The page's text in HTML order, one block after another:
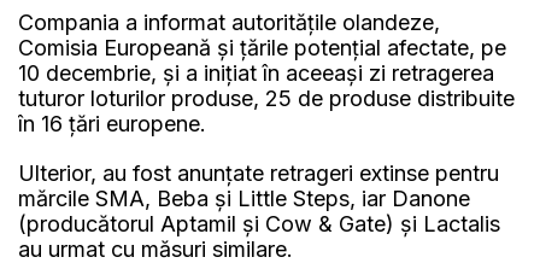
Compania a informat autorităţile olandeze,
Comisia Europeană şi ţările potenţial afectate, pe
10 decembrie, şi a iniţiat în aceeaşi zi retragerea
tuturor loturilor produse, 25 de produse distribuite
în 16 ţări europene.
Ulterior, au fost anunţate retrageri extinse pentru
mărcile SMA, Beba şi Little Steps, iar Danone
(producătorul Aptamil şi Cow & Gate) şi Lactalis
au urmat cu măsuri similare.